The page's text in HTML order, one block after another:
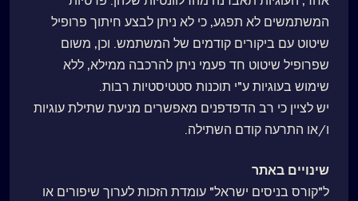
המשתמשים לא תפגע, כי לא ניתן לבצע חיתוך פרופיל
שיטוט עם ביקורים קודמים של המשתמש. וכן, משום
שפרופיל שיטוט חד פעמי ניתן להרכבה ממילא, ללא
שימוש בעוגיות ע"י תוכנות סטטיסטיות רבות.
יש לציין כי רב הדפדפנים מאפשרים מניעת שתילת עוגיות
ו/או התרעה קודם השתילה.
שינויים באתר
ל"קורס בניסים ישראל" עומדת הזכות לערוך שיפורים או